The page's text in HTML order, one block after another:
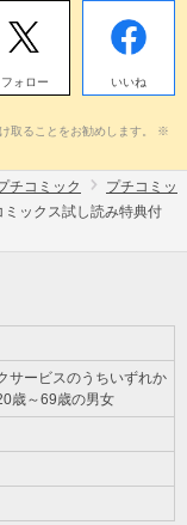
フォロー いいね
取ることをお勧めします。 ※
チコミック
プチコミッ
ックス試し読み特典付
サービスのうちいずれか
歳～69歳の男女